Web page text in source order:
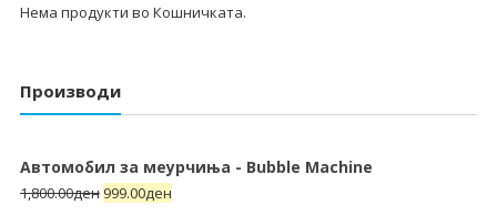
Нема продукти во Кошничката.
Производи
Автомобил за меурчиња - Bubble Machine
1,800.00ден 999.00ден